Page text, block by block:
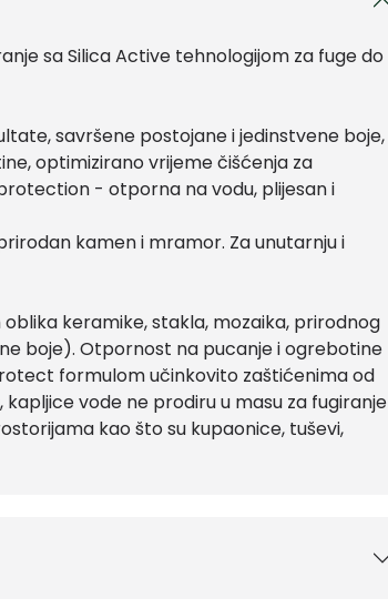
sa Silica Active tehnologijom za fuge do
savršene postojane i jedinstvene boje,
optimizirano vrijeme čišćenja za
- otporna na vodu, plijesan i
kamen i mramor. Za unutarnju i
keramike, stakla, mozaika, prirodnog
boje). Otpornost na pucanje i ogrebotine
formulom učinkovito zaštićenima od
vode ne prodiru u masu za fugiranje
kao što su kupaonice, tuševi,